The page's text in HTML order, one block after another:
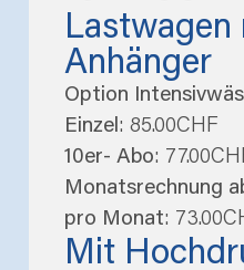
Anhänger
Option
Einzel: 85.00CHF
10er- Abo:
Monatsrechnung
pro Monat:
Mit